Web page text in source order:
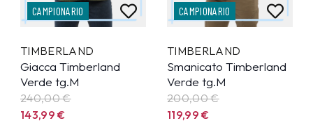
CAMPIONARIO
TIMBERLAND
Giacca Timberland
Verde tg.M
240,00 €
143,99€
CAMPIONARIO
TIMBERLAND
Smanicato Timberland
Verde tg.M
200,00 €
119,99€